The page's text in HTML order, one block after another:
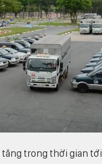
tăng trong thời gian tới